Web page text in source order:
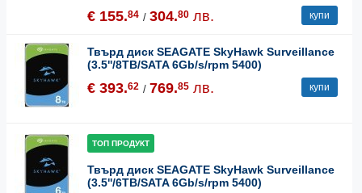
€ 155.84 / 304.80 лв. купи
Твърд диск SEAGATE SkyHawk Surveillance
(3.5''/8TB/SATA 6Gb/s/rpm 5400)
€ 393.62 / 769.85 лв. купи
ТОП ПРОДУКТ
Твърд диск SEAGATE SkyHawk Surveillance
(3.5''/6TB/SATA 6Gb/s/rpm 5400)